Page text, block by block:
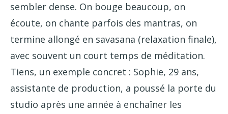
sembler dense. On bouge beaucoup, on
écoute, on chante parfois des mantras, on
termine allongé en savasana (relaxation finale),
avec souvent un court temps de méditation.
Tiens, un exemple concret : Sophie, 29 ans,
assistante de production, a poussé la porte du
studio après une année à enchaîner les